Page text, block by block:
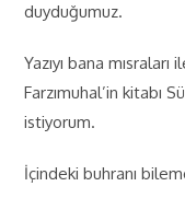
duyduğumuz.
Yazıyı bana
Farzımuhal’in kitabı
istiyorum.
İçindeki buhranı